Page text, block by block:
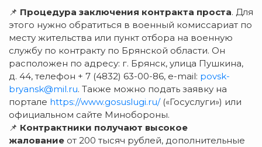
📌 Процедура заключения контракта проста. Для
этого нужно обратиться в военный комиссариат по
месту жительства или пункт отбора на военную
службу по контракту по Брянской области. Он
расположен по адресу: г. Брянск, улица Пушкина,
д. 44, телефон + 7 (4832) 63-00-86, e-mail: povsk-
bryansk@mil.ru. Также можно подать заявку на
портале https://www.gosuslugi.ru/(«Госуслуги») или
официальном сайте Минобороны.
📌 Контрактники получают высокое
жалование от 200 тысяч рублей, дополнительные